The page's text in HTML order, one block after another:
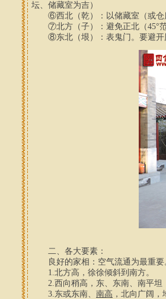
坛、储藏室为吉）
⑥西北（乾）：以储藏室（或仓
⑦北方（子）：避免正北（45°范
⑧东北（垠）：表鬼门。要避开
二、各大要素：
良好的家相：空气流通为最重要
1.北方高，徐徐倾斜到南方。
2.西向稍高，东、东南、南平坦
3.东或东南、 南高 ，北向广阔